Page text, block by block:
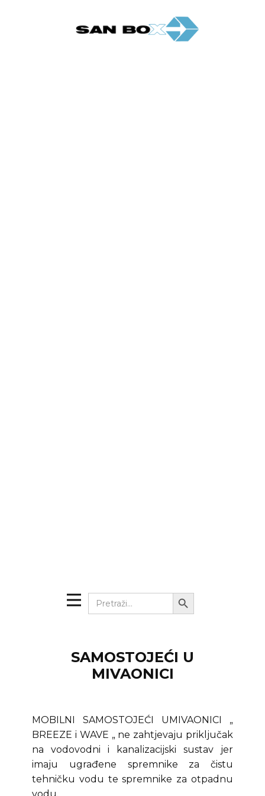
Search
for:
Search Button
SAMOSTOJEĆI U
MIVAONICI
MOBILNI SAMOSTOJEĆI UMIVAONICI „
BREEZE i WAVE „ ne zahtjevaju priključak
na vodovodni i kanalizacijski sustav jer
imaju ugrađene spremnike za čistu
tehničku vodu te spremnike za otpadnu